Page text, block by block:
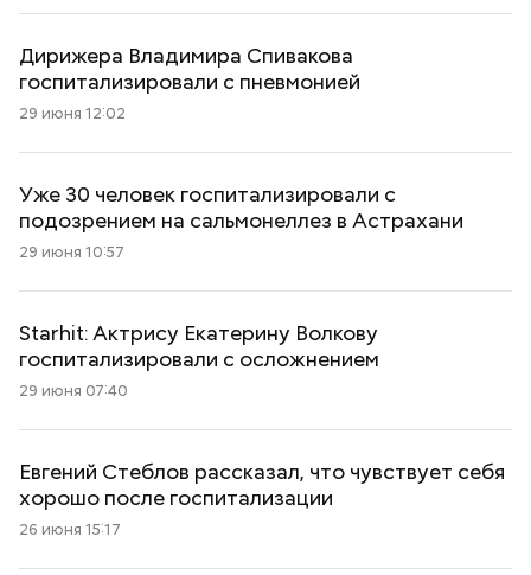
Дирижера Владимира Спивакова
госпитализировали с пневмонией
29 июня 12:02
Уже 30 человек госпитализировали с
подозрением на сальмонеллез в Астрахани
29 июня 10:57
Starhit: Актрису Екатерину Волкову
госпитализировали с осложнением
29 июня 07:40
Евгений Стеблов рассказал, что чувствует себя
хорошо после госпитализации
26 июня 15:17